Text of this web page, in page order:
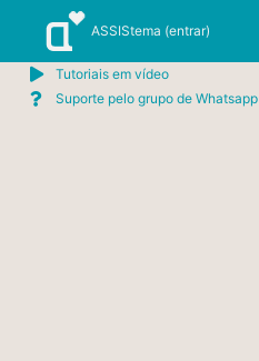
o
conteúdo
ASSIStema (entrar)
Tutoriais em vídeo
Suporte pelo grupo de Whatsapp